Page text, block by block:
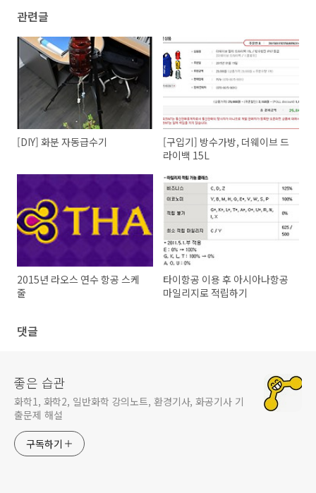
관련글
[DIY] 화분 자동급수기
[구입기] 방수가방, 더웨이브 드
라이백 15L
2015년 라오스 연수 항공 스케
줄
타이항공 이용 후 아시아나항공
마일리지로 적립하기
댓글
좋은 습관
화학1, 화학2, 일반화학 강의노트, 환경기사, 화공기사 기
출문제 해설
구독하기